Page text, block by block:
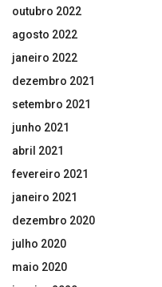
outubro 2022
agosto 2022
janeiro 2022
dezembro 2021
setembro 2021
junho 2021
abril 2021
fevereiro 2021
janeiro 2021
dezembro 2020
julho 2020
maio 2020